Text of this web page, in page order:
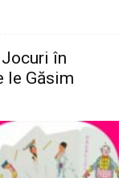
în
le Găsim